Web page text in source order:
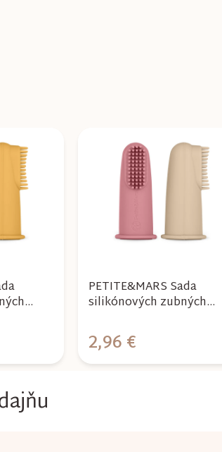
PETITE&MARS Sada
silikónových zubných
TAKE&MATCH Rose&Sand
2 ks 0m+
2,96 €